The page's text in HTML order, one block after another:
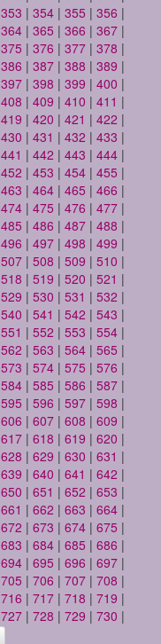
353 | 354 | 355 | 356 |
364 | 365 | 366 | 367 |
375 | 376 | 377 | 378 |
386 | 387 | 388 | 389 |
397 | 398 | 399 | 400 |
408 | 409 | 410 | 411 |
419 | 420 | 421 | 422 |
430 | 431 | 432 | 433 |
441 | 442 | 443 | 444 |
452 | 453 | 454 | 455 |
463 | 464 | 465 | 466 |
474 | 475 | 476 | 477 |
485 | 486 | 487 | 488 |
496 | 497 | 498 | 499 |
507 | 508 | 509 | 510 |
518 | 519 | 520 | 521 |
529 | 530 | 531 | 532 |
540 | 541 | 542 | 543 |
551 | 552 | 553 | 554 |
562 | 563 | 564 | 565 |
573 | 574 | 575 | 576 |
584 | 585 | 586 | 587 |
595 | 596 | 597 | 598 |
606 | 607 | 608 | 609 |
617 | 618 | 619 | 620 |
628 | 629 | 630 | 631 |
639 | 640 | 641 | 642 |
650 | 651 | 652 | 653 |
661 | 662 | 663 | 664 |
672 | 673 | 674 | 675 |
683 | 684 | 685 | 686 |
694 | 695 | 696 | 697 |
705 | 706 | 707 | 708 |
716 | 717 | 718 | 719 |
727 | 728 | 729 | 730 |